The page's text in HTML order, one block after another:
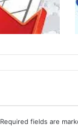
Required fields are